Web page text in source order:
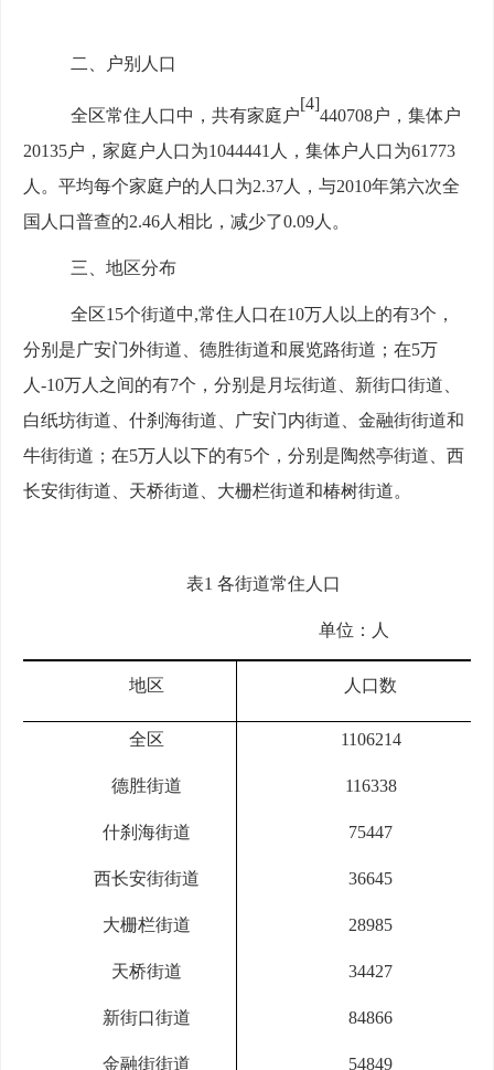
二、户别人口
全区常住人口中，共有家庭户
[4]
440708户，集体户
20135户，家庭户人口为1044441 人，集体户人口为61773
人。平均每个家庭户的人口为2.37人，与2010年第六次全
国人口普查的2.46人相比，减少了0.09人。
三、地区分布
全区15个街道中,常住人口在10万人以上的有3个，
分别是广安门外街道、德胜街道和展览路街道；在5万
人-10万人之间的有7个，分别是月坛街道、新街口街道、
白纸坊街道、什刹海街道、广安门内街道、金融街街道和
牛街街道；在5万人以下的有5个，分别是陶然亭街道、西
长安街街道、天桥街道、大栅栏街道和椿树街道。
表1 各街道常住人口
单位：人
地区 人口数
全区 1106214
德胜街道 116338
什刹海街道 75447
西长安街街道 36645
大栅栏街道 28985
天桥街道 34427
新街口街道 84866
金融街街道 54849